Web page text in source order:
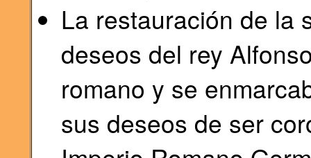
La restauración de la
deseos del rey
romano y se
sus deseos de ser